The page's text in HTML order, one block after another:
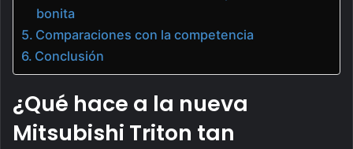
bonita
Comparaciones con la competencia
Conclusión
¿Qué hace a la nueva
Mitsubishi Triton tan